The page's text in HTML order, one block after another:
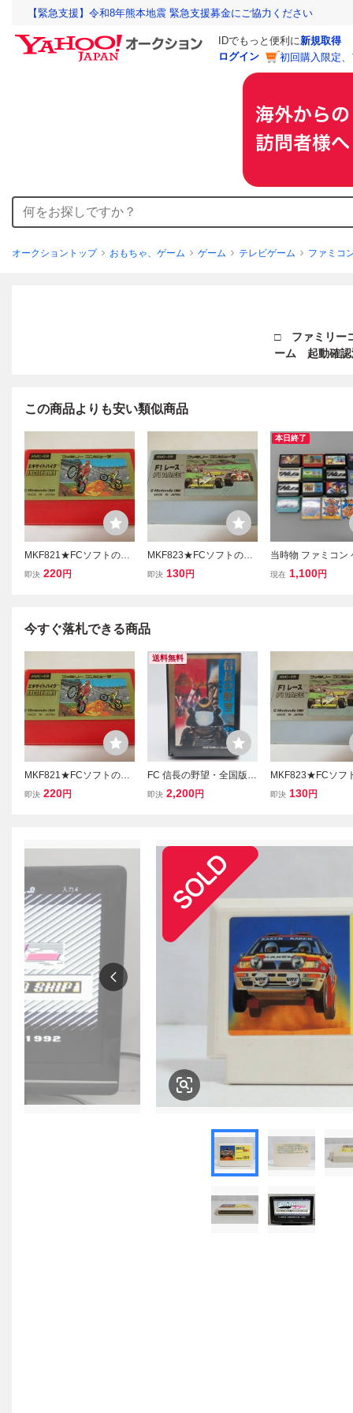
【緊急支援】令和8年熊本地震 緊急支援募金にご協力ください
IDでもっと便利に新規取得
ログイン
初回購入限定
オークショントップ おもちゃ、ゲーム ゲーム テレビゲーム ファミコ
□ ファミリー
ーム 起動確
この商品よりも安い類似商品
MKF821★FCソフトのみ
エキサイトバイク EXCIT
即決 220円
MKF823★FCソフトのみ
F1レース F1RACE 起動確
即決 130円
本日終了
当時物 ファミコン
ソフト 大量まとめ
現在 1,100円
今すぐ落札できる商品
MKF821★FCソフトのみ
エキサイトバイク EXCIT
即決 220円
送料無料
FC 信長の野望・全国版
説明書付 ファミコン ファ
即決 2,200円
MKF823★FCソフ
F1レース F1RACE
即決 130円